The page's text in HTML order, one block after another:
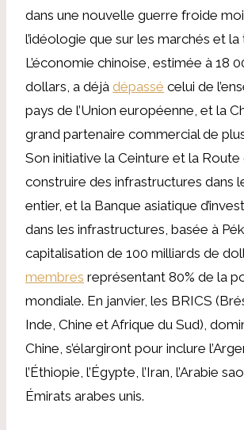
dans une nouvelle guerre froide
l’idéologie que sur les marchés et
L’économie chinoise, estimée à 18
dollars, a déjà dépassé celui de
pays de l’Union européenne, et la
grand partenaire commercial de
Son initiative la Ceinture et la
construire des infrastructures dans
entier, et la Banque asiatique
dans les infrastructures, basée à
capitalisation de 100 milliards de
membres représentant 80% de la
mondiale. En janvier, les BRICS
Inde, Chine et Afrique du Sud),
Chine, s’élargiront pour inclure
l’Éthiopie, l’Égypte, l’Iran, l’Arabie
Émirats arabes unis.